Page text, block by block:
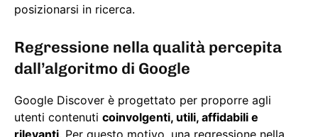
posizionarsi in ricerca.
Regressione nella qualità percepita
dall’algoritmo di Google
Google Discover è progettato per proporre agli
utenti contenuti coinvolgenti, utili, affidabili e
rilevanti. Per questo motivo, una regressione nella